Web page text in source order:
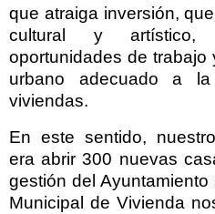
que atraiga inversión,
cultural y
oportunidades de
urbano adecuado a
viviendas.
En este sentido,
era abrir 300 nuevas
gestión del
Municipal de Vivienda